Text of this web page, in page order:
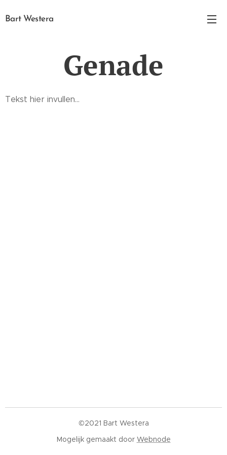
Bart Westera
Genade
Tekst hier invullen...
©2021 Bart Westera
Mogelijk gemaakt door Webnode